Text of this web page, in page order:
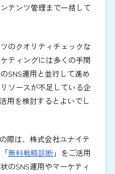
テンツ管理まで一括して
のクオリティチェックな
ティングには多くの手間
SNS運用と並行して進め
ソースが不足している企
用を検討するとよいでし
際は、株式会社ユナイテ
無料戦略診断」をご活用
のSNS運用やマーケティ